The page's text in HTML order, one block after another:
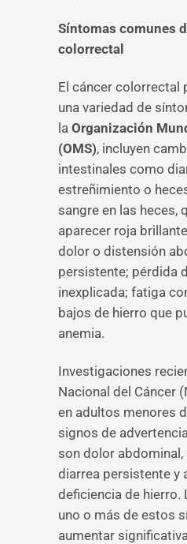
Síntomas comunes
colorrectal
El cáncer colorrectal
una variedad de
la Organización
(OMS), incluyen
intestinales como
estreñimiento o
sangre en las heces,
aparecer roja
dolor o distensión
persistente; pérdida
inexplicada; fatiga
bajos de hierro que
anemia.
Investigaciones
Nacional del Cáncer
en adultos menores
signos de
son dolor
diarrea persistente y
deficiencia de hierro.
uno o más de estos
aumentar